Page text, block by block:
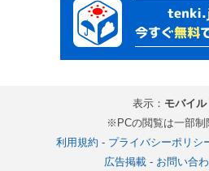
表示： モバイル
※PCの閲覧は一部制
利用規約 - プライバシーポリシ
広告掲載- お問い合